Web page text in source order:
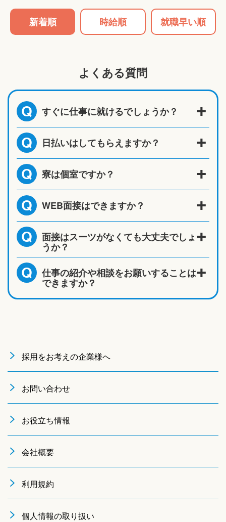
新着順 時給順 就職早い順
よくある質問
Q すぐに仕事に就けるでしょうか？
Q 日払いはしてもらえますか？
Q 寮は個室ですか？
Q WEB面接はできますか？
Q 面接はスーツがなくても大丈夫でしょ
うか？
Q 仕事の紹介や相談をお願いすることは
できますか？
採用をお考えの企業様へ
お問い合わせ
お役立ち情報
会社概要
利用規約
個人情報の取り扱い